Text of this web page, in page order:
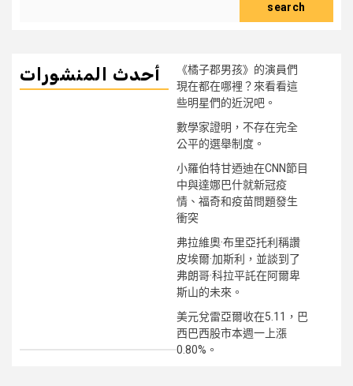
search
أحدث المنشورات
《橘子郡男孩》的演員們
現在都在哪裡？來看看這
些明星們的近況吧。
數學家證明，不存在完全
公平的選舉制度。
小羅伯特甘迺迪在CNN節目
中與達娜巴什就新冠疫
情、福奇和疫苗問題發生
衝突
弗拉維奧·布里亞托利稱讚
皮埃爾·加斯利，並談到了
弗朗哥·科拉平託在阿爾卑
斯山的未來。
美元兌雷亞爾收在5.11，巴
西巴西股市本週一上漲
0.80%。